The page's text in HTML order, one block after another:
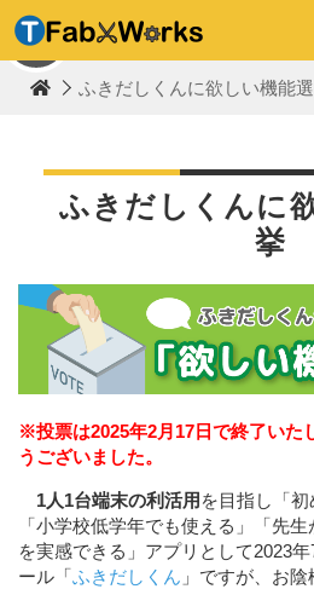
TOP
a
W
s
ふきだしくんに欲しい機能
ふきだしくんに
挙
※投票は2025年2月17日で終了いた
うございました。
1人1台端末の利活用 を目指し「初
「小学校低学年でも使える」「先
を実感できる」アプリとして2023
ール「ふきだしくん 」ですが、お